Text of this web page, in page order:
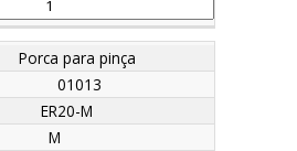
Porca para pinça
01013
ER20-M
M